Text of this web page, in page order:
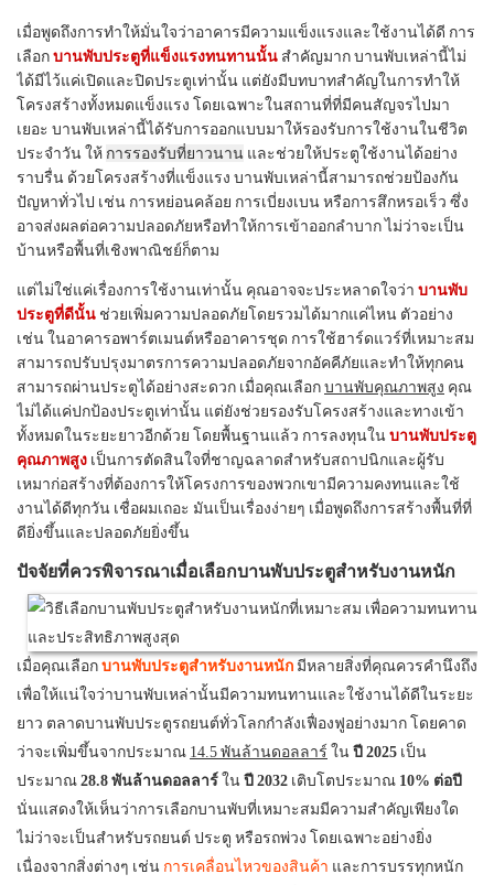
เมื่อพูดถึงการทำให้มั่นใจว่าอาคารมีความแข็งแรงและใช้งานได้ดี การ
เลือกบานพับประตูที่แข็งแรงทนทานนั้น สำคัญมาก บานพับเหล่านี้ไม่
ได้มีไว้แค่เปิดและปิดประตูเท่านั้น แต่ยังมีบทบาทสำคัญในการทำให้
โครงสร้างทั้งหมดแข็งแรง โดยเฉพาะในสถานที่ที่มีคนสัญจรไปมา
เยอะ บานพับเหล่านี้ได้รับการออกแบบมาให้รองรับการใช้งานในชีวิต
ประจำวัน ให้ การรองรับที่ยาวนาน และช่วยให้ประตูใช้งานได้อย่าง
ราบรื่น ด้วยโครงสร้างที่แข็งแรง บานพับเหล่านี้สามารถช่วยป้องกัน
ปัญหาทั่วไป เช่น การหย่อนคล้อย การเบี่ยงเบน หรือการสึกหรอเร็ว ซึ่ง
อาจส่งผลต่อความปลอดภัยหรือทำให้การเข้าออกลำบาก ไม่ว่าจะเป็น
บ้านหรือพื้นที่เชิงพาณิชย์ก็ตาม
แต่ไม่ใช่แค่เรื่องการใช้งานเท่านั้น คุณอาจจะประหลาดใจว่า บานพับ
ประตูที่ดีนั้น ช่วยเพิ่มความปลอดภัยโดยรวมได้มากแค่ไหน ตัวอย่าง
เช่น ในอาคารอพาร์ตเมนต์หรืออาคารชุด การใช้ฮาร์ดแวร์ที่เหมาะสม
สามารถปรับปรุงมาตรการความปลอดภัยจากอัคคีภัยและทำให้ทุกคน
สามารถผ่านประตูได้อย่างสะดวก เมื่อคุณเลือกบานพับคุณภาพสูง คุณ
ไม่ได้แค่ปกป้องประตูเท่านั้น แต่ยังช่วยรองรับโครงสร้างและทางเข้า
ทั้งหมดในระยะยาวอีกด้วย โดยพื้นฐานแล้ว การลงทุนในบานพับประตู
คุณภาพสูง เป็นการตัดสินใจที่ชาญฉลาดสำหรับสถาปนิกและผู้รับ
เหมาก่อสร้างที่ต้องการให้โครงการของพวกเขามีความคงทนและใช้
งานได้ดีทุกวัน เชื่อผมเถอะ มันเป็นเรื่องง่ายๆ เมื่อพูดถึงการสร้างพื้นที่ที่
ดียิ่งขึ้นและปลอดภัยยิ่งขึ้น
ปัจจัยที่ควรพิจารณาเมื่อเลือกบานพับประตูสำหรับงานหนัก
เมื่อคุณเลือกบานพับประตูสำหรับงานหนัก มีหลายสิ่งที่คุณควรคำนึงถึง
เพื่อให้แน่ใจว่าบานพับเหล่านั้นมีความทนทานและใช้งานได้ดีในระยะ
ยาว ตลาดบานพับประตูรถยนต์ทั่วโลกกำลังเฟื่องฟูอย่างมาก โดยคาด
ว่าจะเพิ่มขึ้นจากประมาณ 14.5 พันล้านดอลลาร์ ในปี 2025 เป็น
ประมาณ28.8 พันล้านดอลลาร์ในปี 2032 เติบโตประมาณ 10% ต่อปี
นั่นแสดงให้เห็นว่าการเลือกบานพับที่เหมาะสมมีความสำคัญเพียงใด
ไม่ว่าจะเป็นสำหรับรถยนต์ ประตู หรือรถพ่วง โดยเฉพาะอย่างยิ่ง
เนื่องจากสิ่งต่างๆ เช่น การเคลื่อนไหวของสินค้า และการบรรทุกหนัก